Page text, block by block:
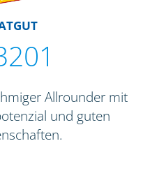
Allrounder mit
und guten